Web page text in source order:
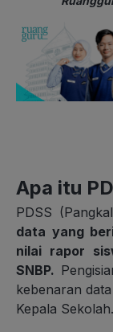
Apa itu
PDSS
data yang
nilai rapor
SNBP.
kebenaran
Kepala Sekolah.